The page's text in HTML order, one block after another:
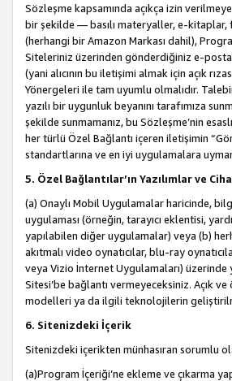
Sözleşme kapsamında açıkça izin
bir şekilde — basılı materyaller, e-kitaplar,
(herhangi bir Amazon Markası dahil),
Siteleriniz üzerinden gönderdiğiniz e-
(yani alıcının bu iletişimi almak için açık
Yönergeleri ile tam uyumlu olmalıdır.
yazılı bir uygunluk beyanını tarafımıza
şekilde sunmamanız, bu Sözleşme’nin
her türlü Özel Bağlantı içeren iletişimin
standartlarına ve en iyi uygulamalara
5. Özel Bağlantılar’ın Yazılımlar ve
(a) Onaylı Mobil Uygulamalar haricinde,
uygulaması (örneğin, tarayıcı eklentisi,
yapılabilen diğer uygulamalar) veya (b)
akıtmalı video oynatıcılar, blu-ray
veya Vizio İnternet Uygulamaları) üzerinde
Sitesi’be bağlantı vermeyeceksiniz. Açık ve
modelleri ya da ilgili teknolojilerin
6. Sitenizdeki İçerik
Sitenizdeki içerikten münhasıran sorumlu
(a)Program İçeriği’ne ekleme ve çıkarma